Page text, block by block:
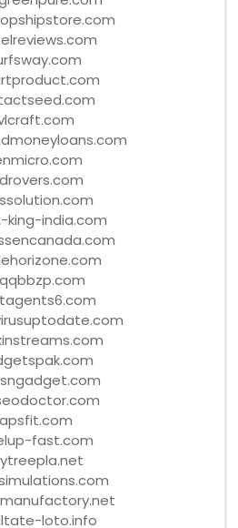
india.com
fast.com
loto.info